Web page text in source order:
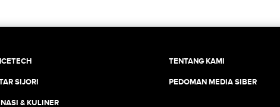
SIJORI
& KULINER
TENTANG KAMI
PEDOMAN MEDIA SIBER